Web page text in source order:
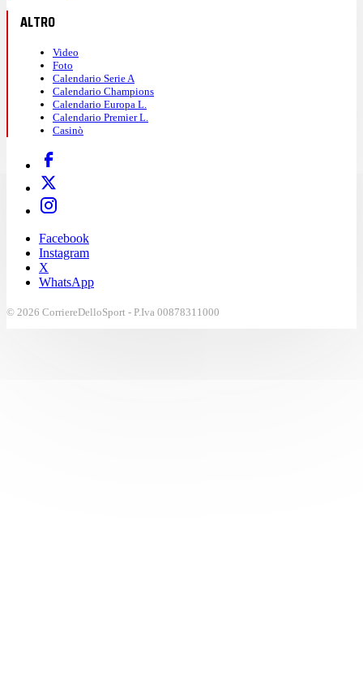
ALTRO
Video
Foto
Calendario Serie A
Calendario Champions
Calendario Europa L.
Calendario Premier L.
Casinò
Facebook
Instagram
X
WhatsApp
© 2026 CorriereDelloSport - P.Iva 00878311000